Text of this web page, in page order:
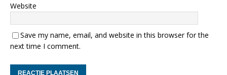
Website
Save my name, email, and website in this browser for the
next time I comment.